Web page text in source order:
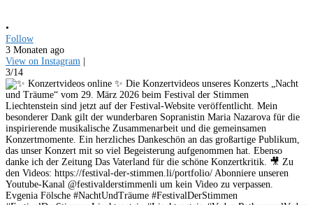
•
Follow
3 Monaten ago
View on Instagram
3/14